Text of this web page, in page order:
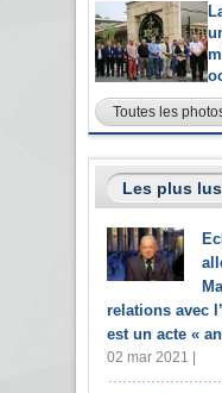
Toutes les
Les plus lus
relations avec
est un acte «
02 mar 2021 |